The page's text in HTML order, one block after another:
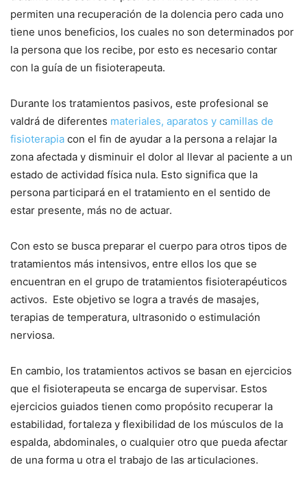
permiten una recuperación de la dolencia pero cada uno
tiene unos beneficios, los cuales no son determinados por
la persona que los recibe, por esto es necesario contar
con la guía de un fisioterapeuta.
Durante los tratamientos pasivos, este profesional se
valdrá de diferentes materiales, aparatos y camillas de
fisioterapia con el fin de ayudar a la persona a relajar la
zona afectada y disminuir el dolor al llevar al paciente a un
estado de actividad física nula. Esto significa que la
persona participará en el tratamiento en el sentido de
estar presente, más no de actuar.
Con esto se busca preparar el cuerpo para otros tipos de
tratamientos más intensivos, entre ellos los que se
encuentran en el grupo de tratamientos fisioterapéuticos
activos. Este objetivo se logra a través de masajes,
terapias de temperatura, ultrasonido o estimulación
nerviosa.
En cambio, los tratamientos activos se basan en ejercicios
que el fisioterapeuta se encarga de supervisar. Estos
ejercicios guiados tienen como propósito recuperar la
estabilidad, fortaleza y flexibilidad de los músculos de la
espalda, abdominales, o cualquier otro que pueda afectar
de una forma u otra el trabajo de las articulaciones.